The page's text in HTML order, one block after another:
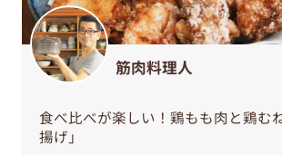
筋肉料理人
食べ比べが楽しい！鶏もも肉と鶏む
揚げ」